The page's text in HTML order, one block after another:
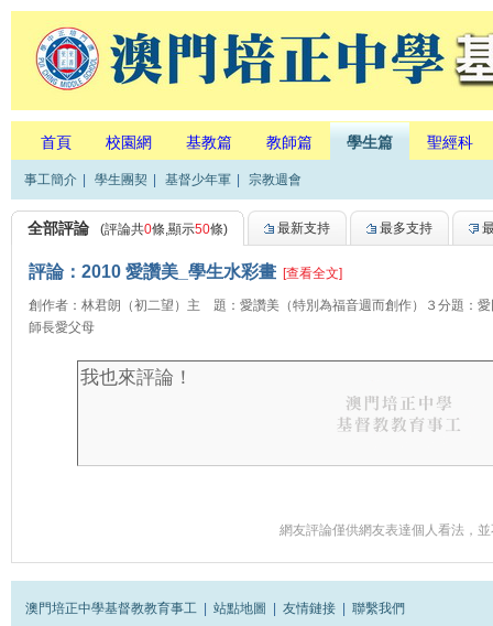
首頁 校園網 基教篇 教師篇 學生篇 聖經科
事工簡介 學生團契 基督少年軍 宗教週會
全部評論 (評論共0條,顯示50條) 最新支持 最多支持
評論：2010 愛讚美_學生水彩畫 [查看全文]
創作者：林君朗（初二望）主 題：愛讚美（特別為福音週而創作）３分題：
師長愛父母
網友評論僅供網友表達個人看法，
澳門培正中學基督教教育事工 站點地圖 友情鏈接 聯繫我們